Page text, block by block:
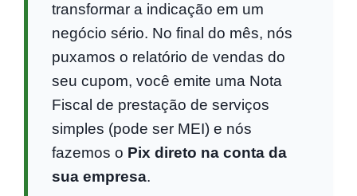
transformar a indicação em um
negócio sério. No final do mês, nós
puxamos o relatório de vendas do
seu cupom, você emite uma Nota
Fiscal de prestação de serviços
simples (pode ser MEI) e nós
fazemos o Pix direto na conta da
sua empresa.